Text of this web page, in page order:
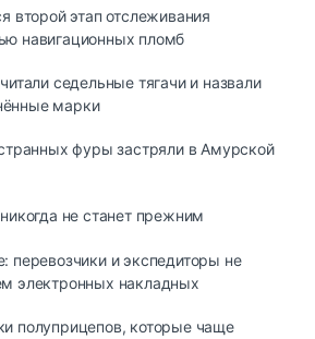
второй этап отслеживания
навигационных пломб
седельные тягачи и назвали
марки
фуры застряли в Амурской
не станет прежним
перевозчики и экспедиторы не
электронных накладных
полуприцепов, которые чаще